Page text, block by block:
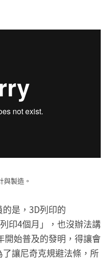
製造。
的是，3D列印的
印4個月」，也沒辦法講
開始普及的發明，得讓會
讓尼奇克規避法條，所